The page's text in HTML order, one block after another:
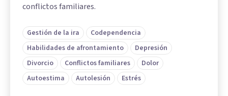
conflictos familiares.
Gestión de la ira
Codependencia
Habilidades de afrontamiento
Depresión
Divorcio
Conflictos familiares
Dolor
Autoestima
Autolesión Estrés